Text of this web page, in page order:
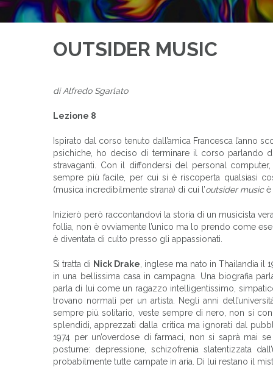
OUTSIDER MUSIC
di Alfredo Sgarlato
Lezione 8
Ispirato dal corso tenuto dall’amica Francesca l’anno
psichiche, ho deciso di terminare il corso parlando
stravaganti. Con il diffondersi del personal
sempre più facile, per cui si è riscoperta qualsiasi
(musica incredibilmente strana) di cui l’outsider musicè
Inizierò però raccontandovi la storia di un musicista
follia, non è ovviamente l’unico ma lo prendo come
è diventata di culto presso gli appassionati.
Si tratta di Nick Drake , inglese ma nato in Thailandia il
in una bellissima casa in campagna. Una biografia
parla di lui come un ragazzo intelligentissimo,
trovano normali per un artista. Negli anni
sempre più solitario, veste sempre di nero, non si
splendidi, apprezzati dalla critica ma ignorati dal
1974 per un’overdose di farmaci, non si saprà mai
postume: depressione, schizofrenia slatentizzata
probabilmente tutte campate in aria. Di lui restano il